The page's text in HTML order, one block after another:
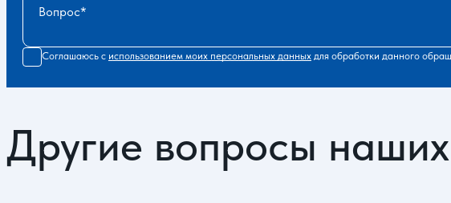
Вопрос
Соглашаюсь с использованием моих персональных данных для обработки данного
Другие вопросы